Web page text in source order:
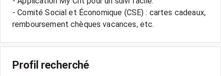
- Comité Social et Économique (CSE) : cartes cadeaux,
Profil recherché